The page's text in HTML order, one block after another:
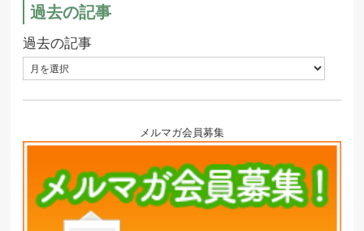
過去の記事
過去の記事
メルマガ会員募集